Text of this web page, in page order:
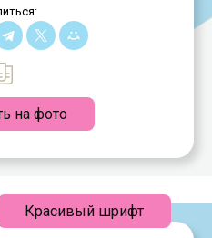
на фото
Красивый шрифт